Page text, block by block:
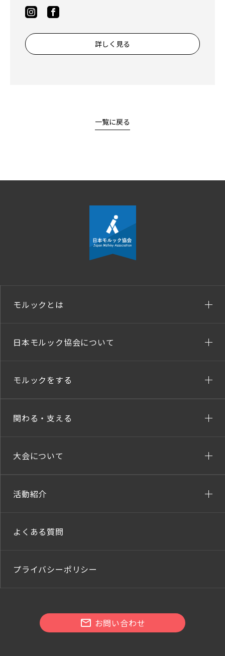
詳しく見る
一覧に戻る
モルックとは
日本モルック協会について
モルックをする
関わる・支える
大会について
活動紹介
よくある質問
プライバシーポリシー
お問い合わせ